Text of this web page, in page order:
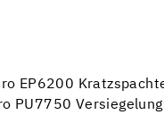
EP6200
PU7750 Versiegelung